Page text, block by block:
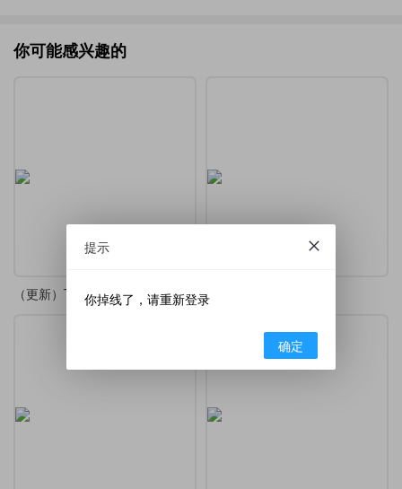
你可能感兴趣的
（更新）TikZ-Editor 中文版 TikZ-Editor 中文版
提示
你掉线了，请重新登录
确定